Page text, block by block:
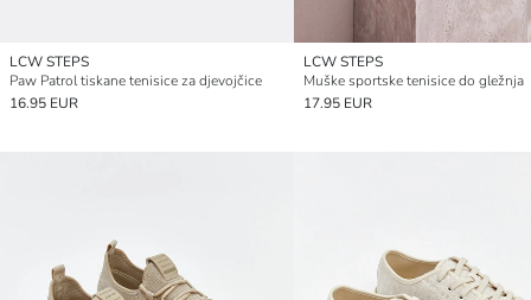
LCW STEPS
Paw Patrol tiskane tenisice za djevojčice
16.95 EUR
LCW STEPS
Muške sportske tenisice do gležnja
17.95 EUR